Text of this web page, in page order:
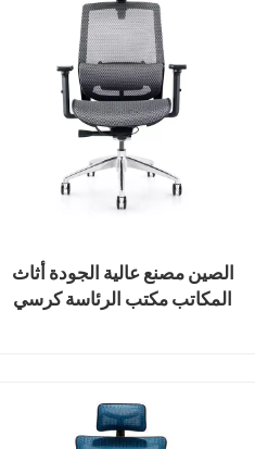
الصين مصنع عالية الجودة أثاث
المكاتب مكتب الرئاسة كرسي